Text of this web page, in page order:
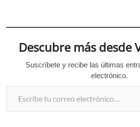
Descubre más desde
Suscríbete y recibe las últimas
electrónico.
Escribe tu correo electrónico…